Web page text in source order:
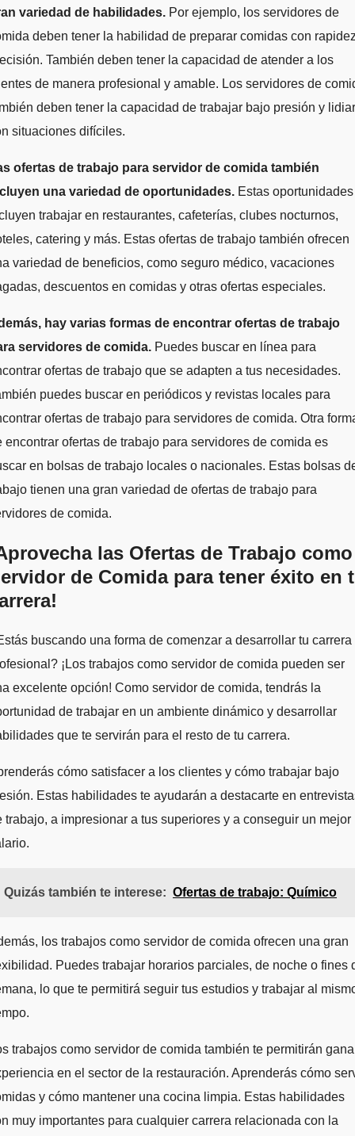
variedad de habilidades. Por ejemplo, los servidores de
deben tener la habilidad de preparar comidas con
También deben tener la capacidad de atender a los
de manera profesional y amable. Los servidores de
deben tener la capacidad de trabajar bajo presión y lidiar
situaciones difíciles.
ofertas de trabajo para servidor de comida también
una variedad de oportunidades. Estas oportunidades
trabajar en restaurantes, cafeterías, clubes nocturnos,
catering y más. Estas ofertas de trabajo también ofrecen
variedad de beneficios, como seguro médico, vacaciones
descuentos en comidas y otras ofertas especiales.
hay varias formas de encontrar ofertas de trabajo
servidores de comida. Puedes buscar en línea para
ofertas de trabajo que se adapten a tus necesidades.
puedes buscar en periódicos y revistas locales para
ofertas de trabajo para servidores de comida. Otra
encontrar ofertas de trabajo para servidores de comida es
en bolsas de trabajo locales o nacionales. Estas bolsas
tienen una gran variedad de ofertas de trabajo para
de comida.
las Ofertas de Trabajo como
de Comida para tener éxito en
buscando una forma de comenzar a desarrollar tu carrera
¡Los trabajos como servidor de comida pueden ser
excelente opción! Como servidor de comida, tendrás la
de trabajar en un ambiente dinámico y desarrollar
que te servirán para el resto de tu carrera.
cómo satisfacer a los clientes y cómo trabajar bajo
Estas habilidades te ayudarán a destacarte en
trabajo, a impresionar a tus superiores y a conseguir un mejor
Quizás también te interese: Ofertas de trabajo: Químico
los trabajos como servidor de comida ofrecen una gran
Puedes trabajar horarios parciales, de noche o fines
lo que te permitirá seguir tus estudios y trabajar al
trabajos como servidor de comida también te permitirán
en el sector de la restauración. Aprenderás cómo
y cómo mantener una cocina limpia. Estas habilidades
muy importantes para cualquier carrera relacionada con la